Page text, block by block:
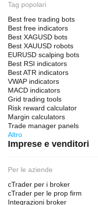
Tag popolari
Best free trading bots
Best free indicators
Best XAGUSD bots
Best XAUUSD robots
EURUSD scalping bots
Best RSI indicators
Best ATR indicators
VWAP indicators
MACD indicators
Grid trading tools
Risk reward calculator
Margin calculators
Trade manager panels
Altro
Imprese e venditori
Per le aziende
cTrader per i broker
cTrader per le prop firm
Integrazioni broker